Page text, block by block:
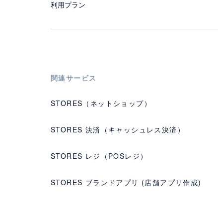
利用プラン
関連サービス
STORES（ネットショップ）
STORES 決済（キャッシュレス決済）
STORES レジ（POSレジ）
STORES ブランドアプリ (店舗アプリ作成)